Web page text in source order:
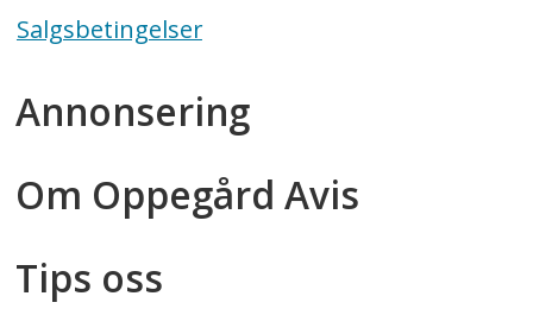
Salgsbetingelser
Annonsering
Om Oppegård Avis
Tips oss